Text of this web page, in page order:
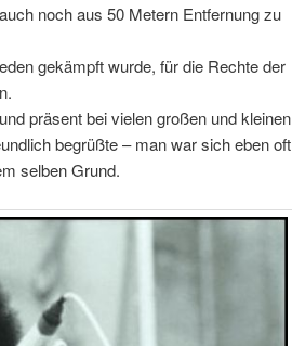
noch aus 50 Metern Entfernung zu
gekämpft wurde, für die Rechte der
präsent bei vielen großen und kleinen
begrüßte – man war sich eben oft
selben Grund.